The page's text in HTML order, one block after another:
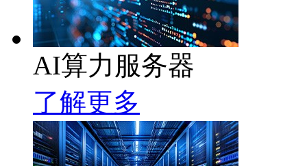
AI算力服务器
了解更多